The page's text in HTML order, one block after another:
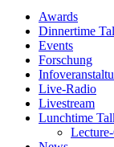
Awards
Dinnertime
Events
Forschung
Live-Radio
Livestream
Lunchtime